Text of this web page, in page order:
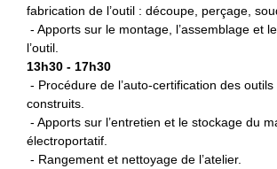
fabrication de l’outil : découpe, perçage,
- Apports sur le montage, l’assemblage et
l’outil.
13h30 - 17h30
- Procédure de l’auto-certification des outils
construits.
- Apports sur l’entretien et le stockage du
électroportatif.
- Rangement et nettoyage de l’atelier.